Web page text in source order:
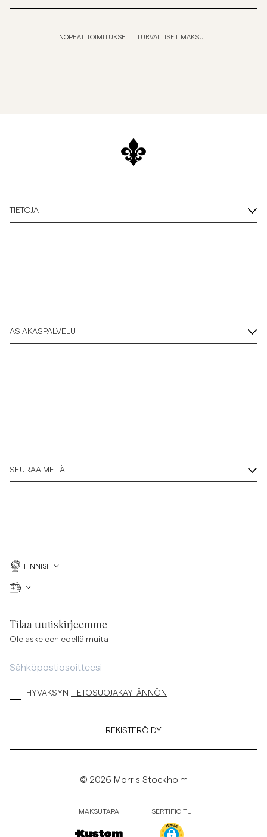
NOPEAT TOIMITUKSET TURVALLISET MAKSUT
TIETOJA
ASIAKASPALVELU
SEURAA MEITÄ
FINNISH
Tilaa uutiskirjeemme
Ole askeleen edellä muita
HYVÄKSYN TIETOSUOJAKÄYTÄNNÖN
REKISTERÖIDY
© 2026 Morris Stockholm
MAKSUTAPA SERTIFIOITU